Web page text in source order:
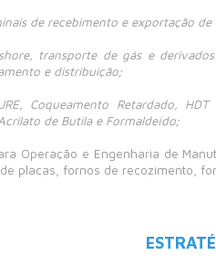
de recebimento e exportação de
transporte de gás e
e distribuição;
Coqueamento Retardado,
de Butila e Formaldeído;
Operação e Engenharia de
placas, fornos de recozimento,